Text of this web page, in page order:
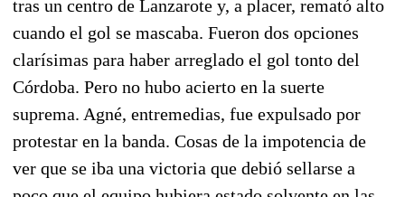
tras un centro de Lanzarote y, a placer, remató alto
cuando el gol se mascaba. Fueron dos opciones
clarísimas para haber arreglado el gol tonto del
Córdoba. Pero no hubo acierto en la suerte
suprema. Agné, entremedias, fue expulsado por
protestar en la banda. Cosas de la impotencia de
ver que se iba una victoria que debió sellarse a